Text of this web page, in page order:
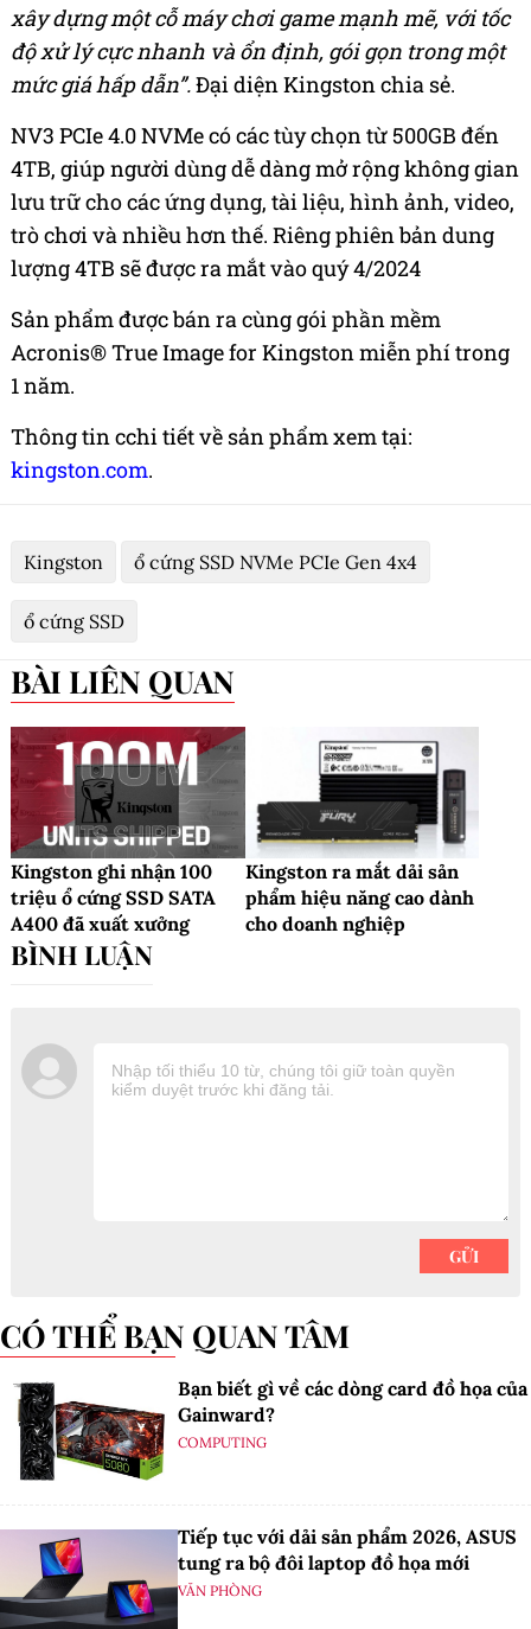
xây dựng một cỗ máy chơi game mạnh mẽ, với tốc
độ xử lý cực nhanh và ổn định, gói gọn trong một
mức giá hấp dẫn”.Đại diện Kingston chia sẻ.
NV3 PCIe 4.0 NVMe có các tùy chọn từ 500GB đến
4TB, giúp người dùng dễ dàng mở rộng không gian
lưu trữ cho các ứng dụng, tài liệu, hình ảnh, video,
trò chơi và nhiều hơn thế. Riêng phiên bản dung
lượng 4TB sẽ được ra mắt vào quý 4/2024
Sản phẩm được bán ra cùng gói phần mềm
Acronis® True Image for Kingston miễn phí trong
1 năm.
Thông tin cchi tiết về sản phẩm xem tại:
kingston.com.
Kingston ổ cứng SSD NVMe PCIe Gen 4x4
ổ cứng SSD
BÀI LIÊN QUAN
Kingston ghi nhận 100
triệu ổ cứng SSD SATA
A400 đã xuất xưởng
Kingston ra mắt dải sản
phẩm hiệu năng cao dành
cho doanh nghiệp
CÓ THỂ BẠN QUAN TÂM
Bạn biết gì về các dòng card đồ họa của
Gainward?
COMPUTING
Tiếp tục với dải sản phẩm 2026, ASUS
tung ra bộ đôi laptop đồ họa mới
VĂN PHÒNG